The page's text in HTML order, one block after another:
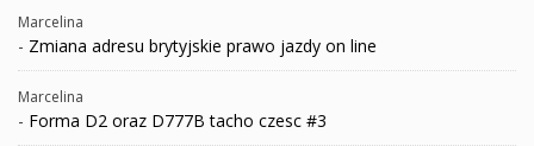
Marcelina
- Zmiana adresu brytyjskie prawo jazdy on line
Marcelina
- Forma D2 oraz D777B tacho czesc #3